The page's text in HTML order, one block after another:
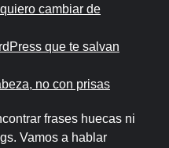
cambiar de
que te salvan
no con prisas
frases huecas ni
Vamos a hablar